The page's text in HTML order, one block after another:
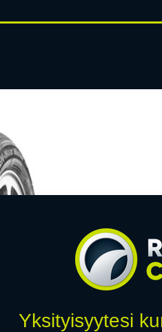
Yksityisyytesi